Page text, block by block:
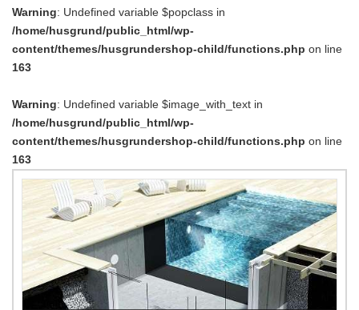
Warning: Undefined variable $popclass in
/home/husgrund/public_html/wp-
content/themes/husgrundershop-child/functions.php on line
163
Warning: Undefined variable $image_with_text in
/home/husgrund/public_html/wp-
content/themes/husgrundershop-child/functions.php on line
163